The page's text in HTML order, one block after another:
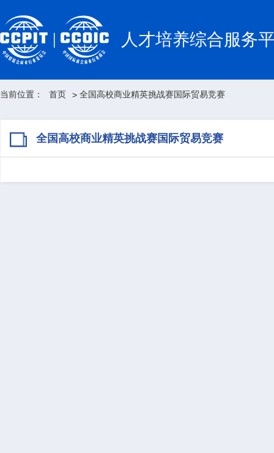
人才培养综合服务
当前位置： 首页 > 全国高校商业精英挑战赛国际贸易竞赛
全国高校商业精英挑战赛国际贸易竞赛